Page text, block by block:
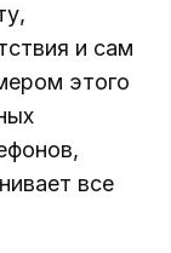
и сам
этого
все